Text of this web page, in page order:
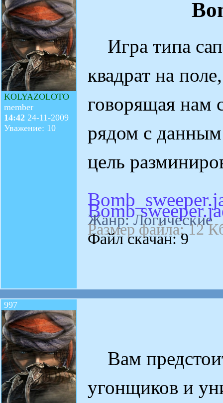
KOLYAZOLOTO
member
14:42 24-11-2009
Уважение: 10
Игра типа
квадрат на
говорящая нам
рядом с
цель
Bomb
Жанр: Логические
Размер файла: 12
Файл скачан: 9
997
Вам
угонщиков и